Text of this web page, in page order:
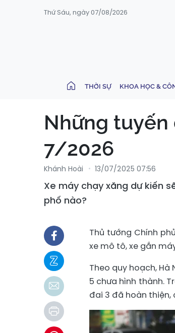
Thứ Sáu, ngày 07/08/2026
THỜI SỰ KHOA HỌC &
Những tuyến
7/2026
Khánh Hoài 13/07/2025 07:56
Xe máy chạy xăng dự kiến
phố nào?
Thủ tướng Chính
xe mô tô, xe gắn
Theo quy hoạch,
5 chưa hình thành.
đai 3 đã hoàn thiện,